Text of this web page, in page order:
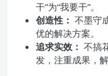
干”为“我要干”。
创造性： 不墨守
优的解决方案。
追求实效： 不搞
发，注重成果，解